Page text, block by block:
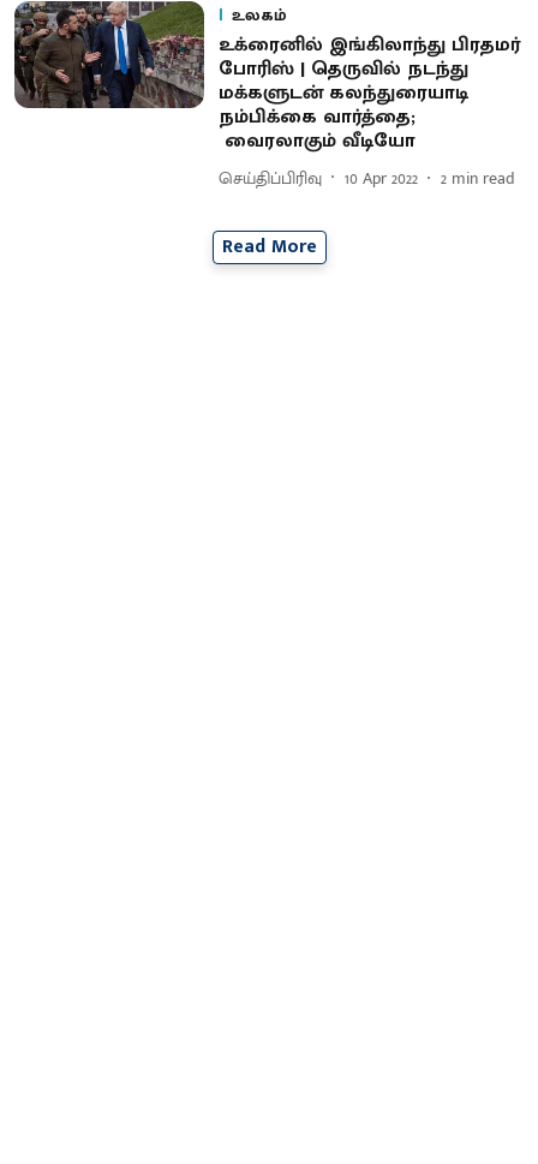
உலகம்
உக்ரைனில் இங்கிலாந்து பிரதமர்
போரிஸ் | தெருவில் நடந்து
மக்களுடன் கலந்துரையாடி
நம்பிக்கை வார்த்தை;
வைரலாகும் வீடியோ
செய்திப்பிரிவு 10 Apr 2022 2 min read
Read More